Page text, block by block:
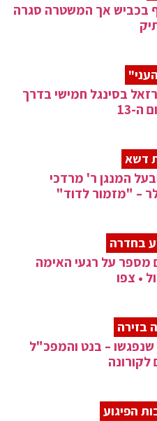
בכביש אך המשטרה סגרה
בסינגל חמישי בדרך
ה-13
דשא
המנגן ר' מרדכי
– "מזמור לדוד"
בחדרה
מספר על רגעי האימה
• צפו
בזירה
– בנט והמפכ"ל
לקורונה
הפיגוע